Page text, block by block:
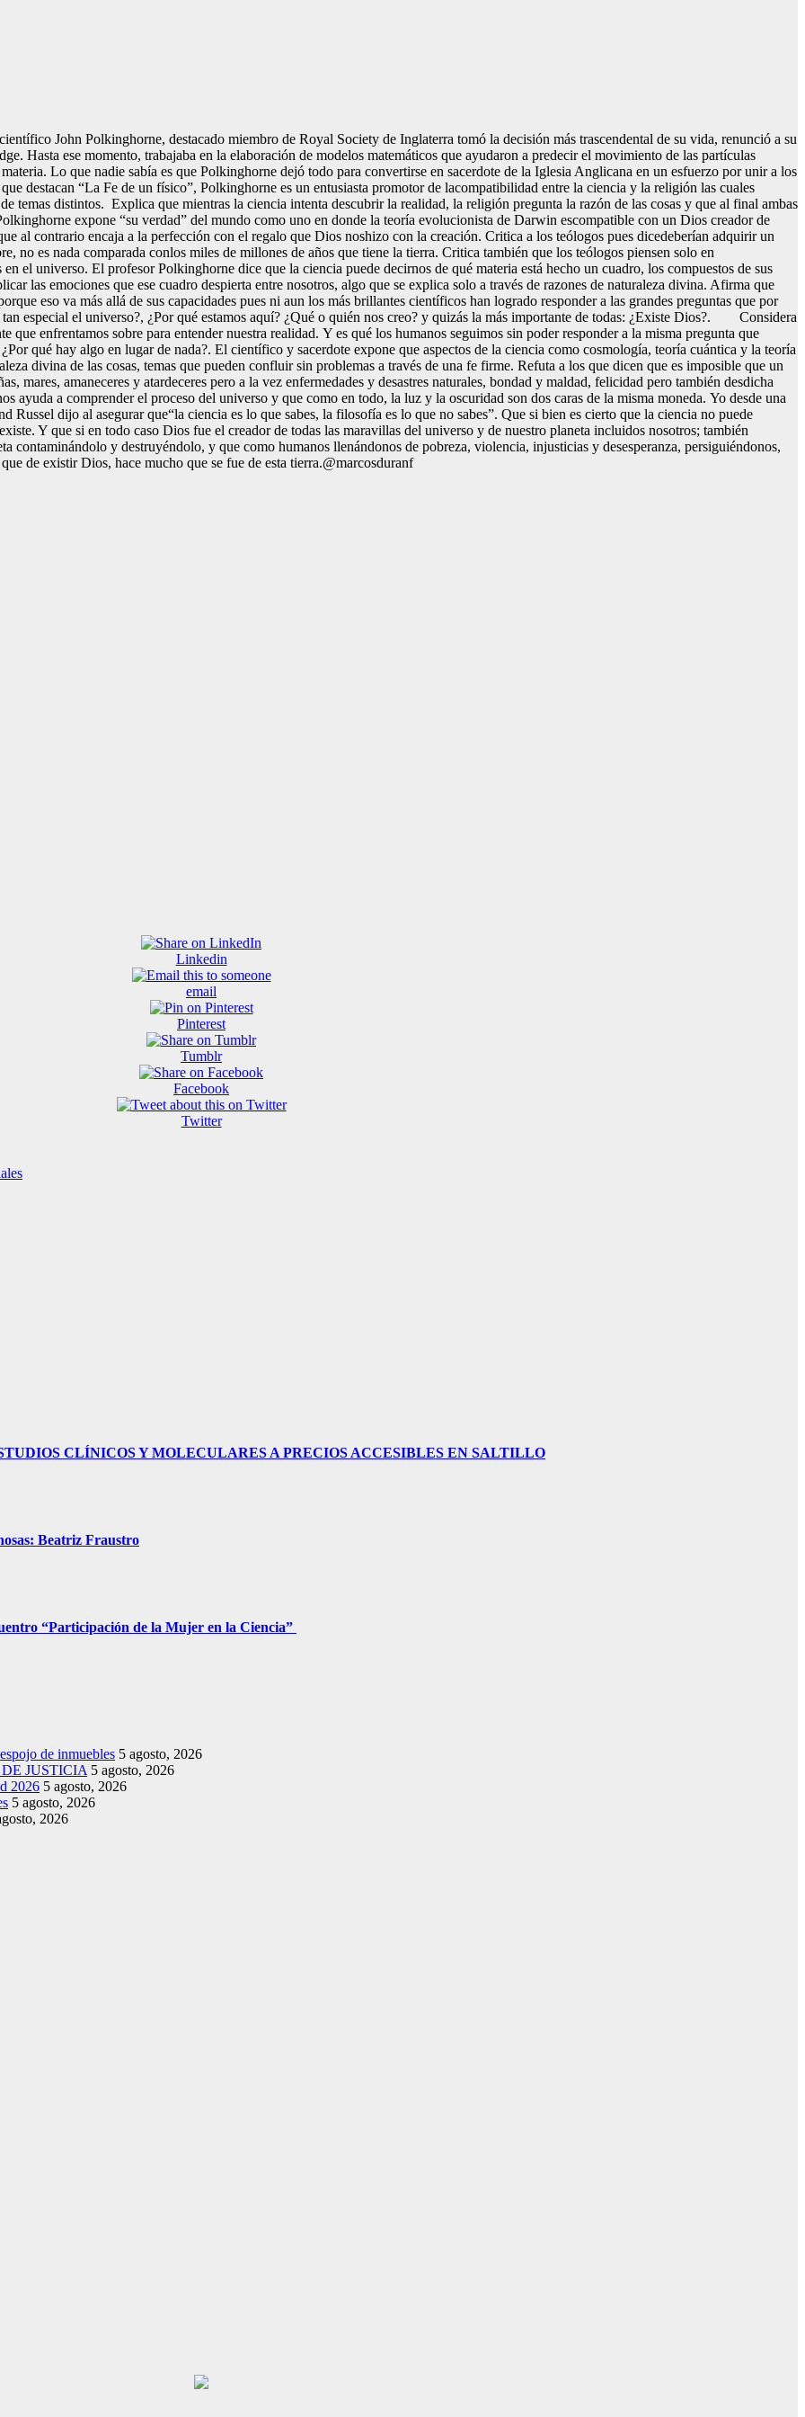
John Polkinghorne, destacado miembro de Royal Society de Inglaterra tomó la decisión más trascendental de su vida, renunció a su
Hasta ese momento, trabajaba en la elaboración de modelos matemáticos que ayudaron a predecir el movimiento de las partículas
Lo que nadie sabía es que Polkinghorne dejó todo para convertirse en sacerdote de la Iglesia Anglicana en un esfuerzo por unir a los
destacan “La Fe de un físico”, Polkinghorne es un entusiasta promotor de lacompatibilidad entre la ciencia y la religión las cuales
temas distintos. Explica que mientras la ciencia intenta descubrir la realidad, la religión pregunta la razón de las cosas y que al final ambas
expone “su verdad” del mundo como uno en donde la teoría evolucionista de Darwin escompatible con un Dios creador de
al contrario encaja a la perfección con el regalo que Dios noshizo con la creación. Critica a los teólogos pues dicedeberían adquirir un
no es nada comparada conlos miles de millones de años que tiene la tierra. Critica también que los teólogos piensen solo en
el universo. El profesor Polkinghorne dice que la ciencia puede decirnos de qué materia está hecho un cuadro, los compuestos de sus
las emociones que ese cuadro despierta entre nosotros, algo que se explica solo a través de razones de naturaleza divina. Afirma que
eso va más allá de sus capacidades pues ni aun los más brillantes científicos han logrado responder a las grandes preguntas que por
tan especial el universo?, ¿Por qué estamos aquí? ¿Qué o quién nos creo? y quizás la más importante de todas: ¿Existe Dios?. Considera
que enfrentamos sobre para entender nuestra realidad. Y es qué los humanos seguimos sin poder responder a la misma pregunta que
qué hay algo en lugar de nada?. El científico y sacerdote expone que aspectos de la ciencia como cosmología, teoría cuántica y la teoría
divina de las cosas, temas que pueden confluir sin problemas a través de una fe firme. Refuta a los que dicen que es imposible que un
mares, amaneceres y atardeceres pero a la vez enfermedades y desastres naturales, bondad y maldad, felicidad pero también desdicha
ayuda a comprender el proceso del universo y que como en todo, la luz y la oscuridad son dos caras de la misma moneda. Yo desde una
dijo al asegurar que“la ciencia es lo que sabes, la filosofía es lo que no sabes”. Que si bien es cierto que la ciencia no puede
Y que si en todo caso Dios fue el creador de todas las maravillas del universo y de nuestro planeta incluidos nosotros; también
contaminándolo y destruyéndolo, y que como humanos llenándonos de pobreza, violencia, injusticias y desesperanza, persiguiéndonos,
de existir Dios, hace mucho que se fue de esta tierra.@marcosduranf
Linkedin
email
Pinterest
Tumblr
Facebook
Twitter
CLÍNICOS Y MOLECULARES A PRECIOS ACCESIBLES EN SALTILLO
Beatriz Fraustro
“Participación de la Mujer en la Ciencia”
de inmuebles 5 agosto, 2026
JUSTICIA 5 agosto, 2026
2026 5 agosto, 2026
5 agosto, 2026
2026